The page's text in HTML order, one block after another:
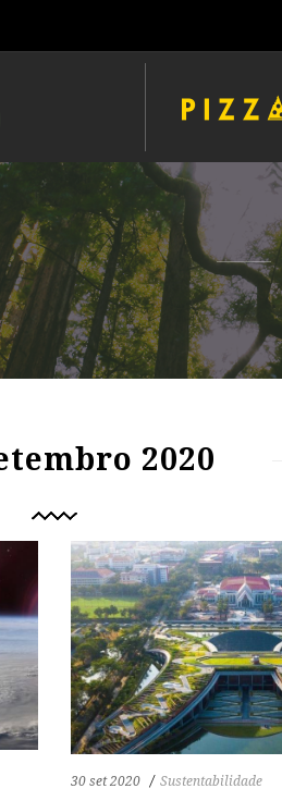
2020
30 set 2020 Sustentabilidade